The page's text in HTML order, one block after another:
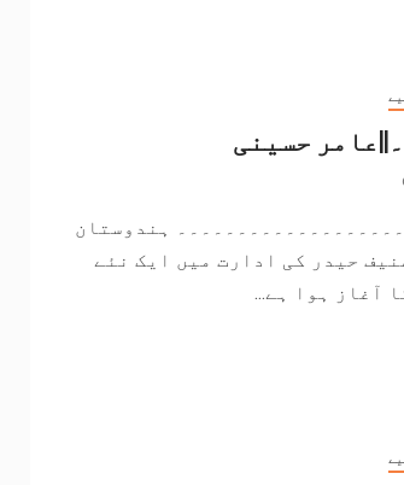
حسینی
ہندوستان
حیدر کی ادارت میں ایک نئے
آغاز ہوا ہے...